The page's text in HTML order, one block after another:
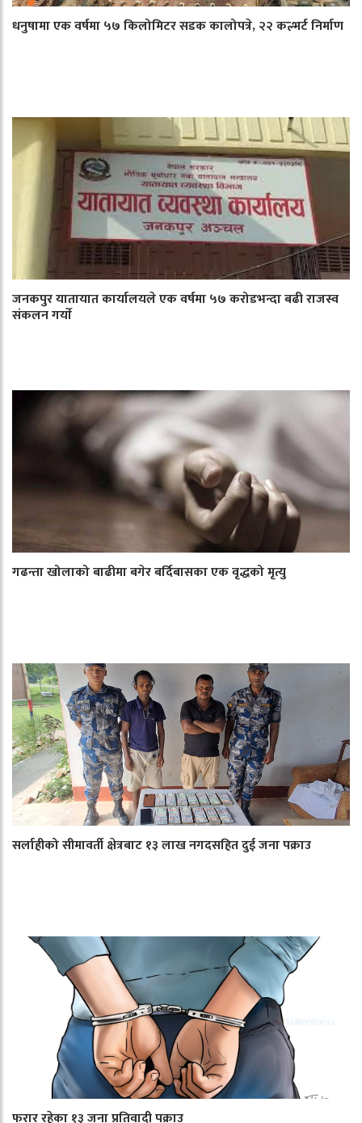
धनुषामा एक वर्षमा ५७ किलोमिटर सडक कालोपत्रे, २२ कल्भर्ट निर्माण
जनकपुर यातायात कार्यालयले एक वर्षमा ५७ करोडभन्दा बढी राजस्व
संकलन गर्याे
गढन्ता खोलाको बाढीमा बगेर बर्दिबासका एक वृद्धको मृत्यु
सर्लाहीको सीमावर्ती क्षेत्रबाट १३ लाख नगदसहित दुई जना पक्राउ
फरार रहेका १३ जना प्रतिवादी पक्राउ